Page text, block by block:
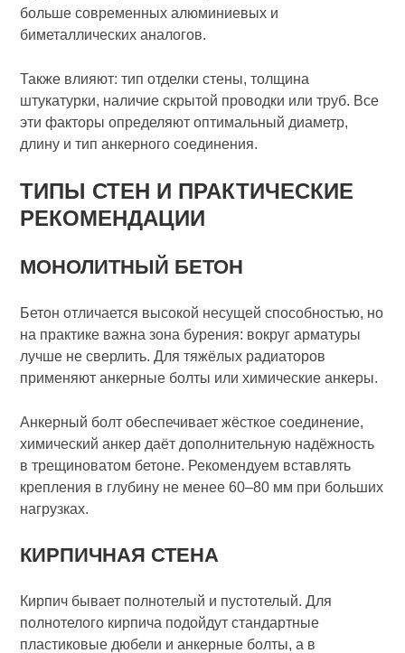
больше современных алюминиевых и
биметаллических аналогов.
Также влияют: тип отделки стены, толщина
штукатурки, наличие скрытой проводки или труб. Все
эти факторы определяют оптимальный диаметр,
длину и тип анкерного соединения.
ТИПЫ СТЕН И ПРАКТИЧЕСКИЕ
РЕКОМЕНДАЦИИ
МОНОЛИТНЫЙ БЕТОН
Бетон отличается высокой несущей способностью, но
на практике важна зона бурения: вокруг арматуры
лучше не сверлить. Для тяжёлых радиаторов
применяют анкерные болты или химические анкеры.
Анкерный болт обеспечивает жёсткое соединение,
химический анкер даёт дополнительную надёжность
в трещиноватом бетоне. Рекомендуем вставлять
крепления в глубину не менее 60–80 мм при больших
нагрузках.
КИРПИЧНАЯ СТЕНА
Кирпич бывает полнотелый и пустотелый. Для
полнотелого кирпича подойдут стандартные
пластиковые дюбели и анкерные болты, а в